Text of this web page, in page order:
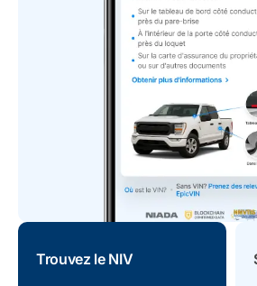
Trouvez le NIV